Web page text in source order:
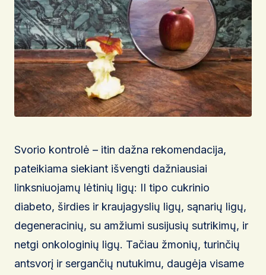
Svorio kontrolė – itin dažna rekomendacija,
pateikiama siekiant išvengti dažniausiai
linksniuojamų lėtinių ligų: II tipo cukrinio
diabeto, širdies ir kraujagyslių ligų, sąnarių ligų,
degeneracinių, su amžiumi susijusių sutrikimų, ir
netgi onkologinių ligų. Tačiau žmonių, turinčių
antsvorį ir sergančių nutukimu, daugėja visame